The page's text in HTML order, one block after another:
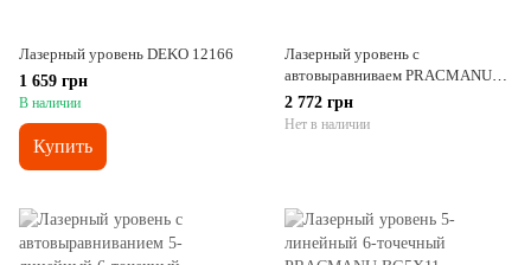
Лазерный уровень DEKO 12166
1 659 грн
В наличии
Купить
Лазерный уровень с
автовыравниваем PRACMANU
5LG31 (зелёный) со штативом
2 772 грн
Нет в наличии